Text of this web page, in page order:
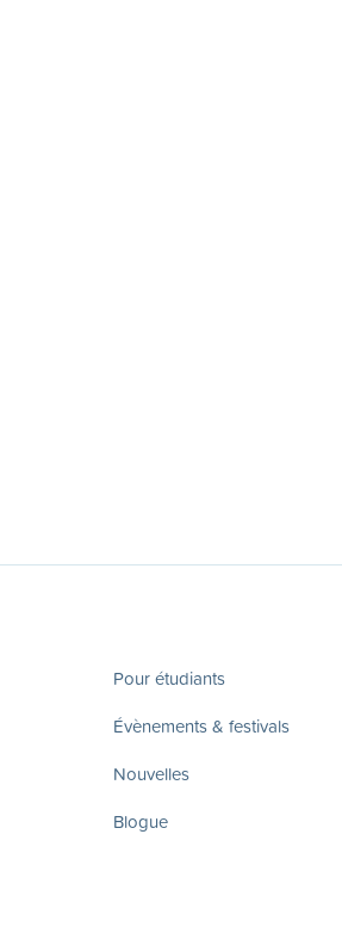
Pour étudiants
Évènements & festivals
Nouvelles
Blogue